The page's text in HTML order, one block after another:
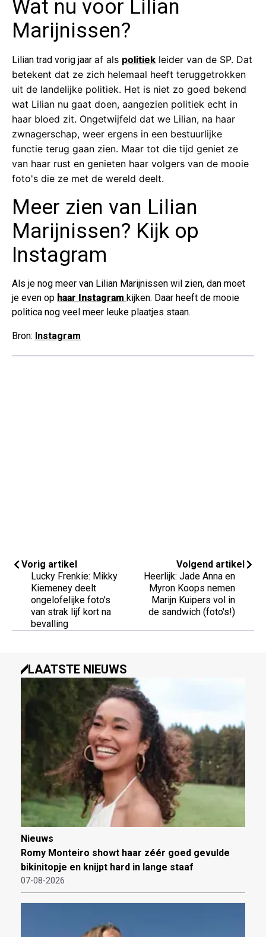
Wat nu voor Lilian
Marijnissen?
Lilian trad vorig jaar af als politiek leider van de SP. Dat
betekent dat ze zich helemaal heeft teruggetrokken
uit de landelijke politiek. Het is niet zo goed bekend
wat Lilian nu gaat doen, aangezien politiek echt in
haar bloed zit. Ongetwijfeld dat we Lilian, na haar
zwnagerschap, weer ergens in een bestuurlijke
functie terug gaan zien. Maar tot die tijd geniet ze
van haar rust en genieten haar volgers van de mooie
foto's die ze met de wereld deelt.
Meer zien van Lilian
Marijnissen? Kijk op
Instagram
Als je nog meer van Lilian Marijnissen wil zien, dan moet
je even op haar Instagram kijken. Daar heeft de mooie
politica nog veel meer leuke plaatjes staan.
Bron: Instagram
Vorig artikel
Lucky Frenkie: Mikky
Kiemeney deelt
ongelofelijke foto's
van strak lijf kort na
bevalling
Volgend artikel
Heerlijk: Jade Anna en
Myron Koops nemen
Marijn Kuipers vol in
de sandwich (foto's!)
LAATSTE NIEUWS
Nieuws
Romy Monteiro showt haar zéér goed gevulde
bikinitopje en knijpt hard in lange staaf
07-08-2026